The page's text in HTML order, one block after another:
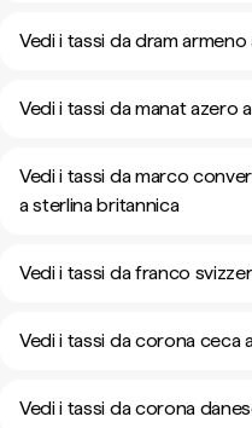
Vedi i tassi da dram
Vedi i tassi da manat azero
Vedi i tassi da marco
a sterlina britannica
Vedi i tassi da franco
Vedi i tassi da corona ceca
Vedi i tassi da corona